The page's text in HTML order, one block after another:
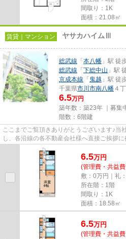
間取り：1K
面積：21.08㎡
賃貸｜マンション ヤサカハイムⅢ
総武線 「 本八幡 」駅 徒
総武線 「 下総中山 」駅
京成本線 「 鬼越 」駅 徒
千葉県市川市南八幡 ４
6.5万円
築年数：築23年 ｜募集
階数：6階建
ここまでご覧頂きありがとうございます♪当
し、各沿線の各不動産会社様へ直接ご挨拶
しております！最新の情報は...
6.5万円
(管理費・共益
敷：0万円｜礼
所在階：1階
間取り：1K
面積：18.58㎡
6.5万円
(管理費・共益